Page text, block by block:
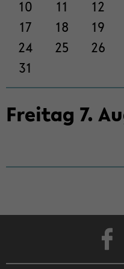
seln
10
11 12
17
18 19
24
25 26
31
Frei­tag 7.